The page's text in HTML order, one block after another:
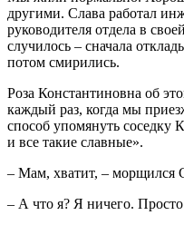
другими. Слава работал
руководителя отдела в
случилось – сначала
потом смирились.
Роза Константиновна об
каждый раз, когда мы
способ упомянуть соседку
и все такие славные».
– Мам, хватит, – морщился
– А что я? Я ничего.